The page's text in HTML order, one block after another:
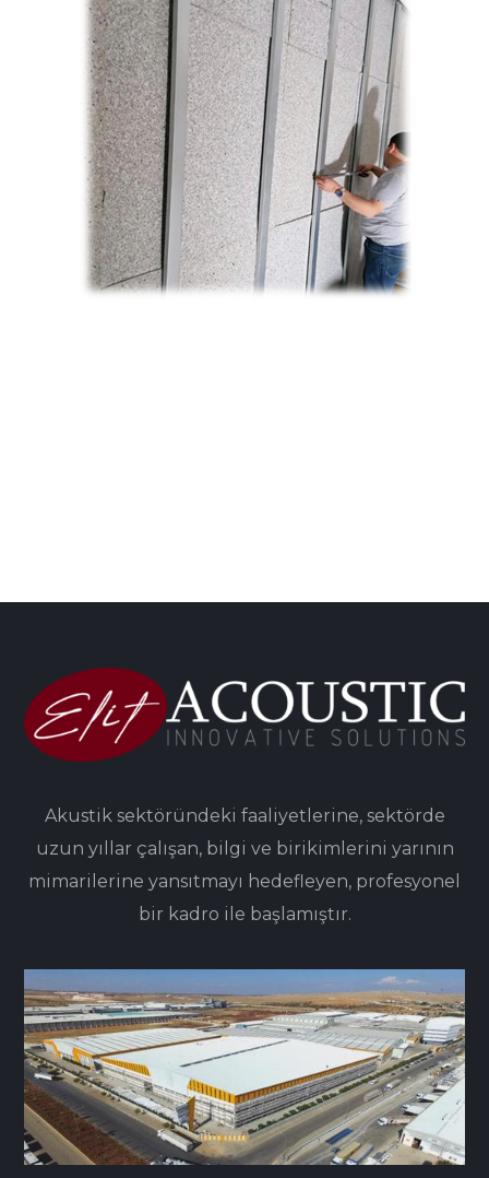
Akustik sektöründeki faaliyetlerine, sektörde
uzun yıllar çalışan, bilgi ve birikimlerini yarının
mimarilerine yansıtmayı hedefleyen, profesyonel
bir kadro ile başlamıştır.